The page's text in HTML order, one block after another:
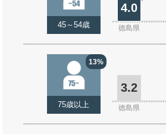
45～54歳
4.0
徳島県
13%
75歳以上
3.2
徳島県